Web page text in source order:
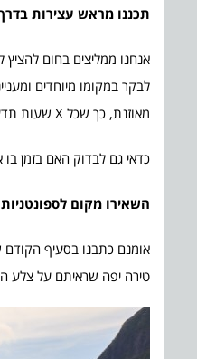
תכננו מראש עצירות
אנחנו ממליצים בחום להציץ
לבקר במקומו מיוחדים
מאוזנת, כך שכל X שעות תדעו שיש לכם ולילדיכם הפוגה ולא תפספסו לוקיישנים מעניינים בקרבת מקום.
כדאי גם לבדוק האם בזמן
השאירו מקום לספונטניות
אומנם כתבנו בסעיף הקודם
טירה יפה שראיתם על צלע